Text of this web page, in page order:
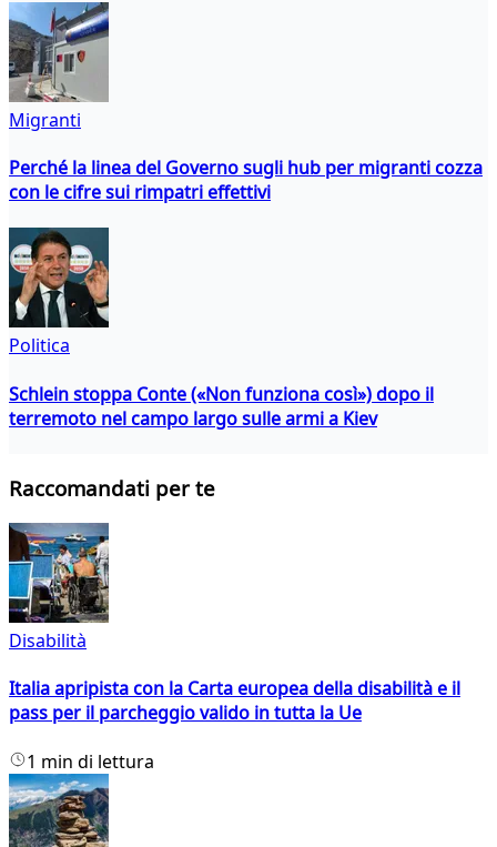
Migranti
Perché la linea del Governo sugli hub per migranti cozza
con le cifre sui rimpatri effettivi
Politica
Schlein stoppa Conte («Non funziona così») dopo il
terremoto nel campo largo sulle armi a Kiev
Raccomandati per te
Disabilità
Italia apripista con la Carta europea della disabilità e il
pass per il parcheggio valido in tutta la Ue
1 min di lettura